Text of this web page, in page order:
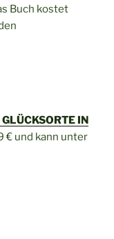
Buch kostet
IN
€ und kann unter